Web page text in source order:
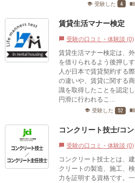
school 受験した 4 menu_book
賃貸生活マナー検定
chat_bubble 受験の口コミ・体験談 (0)
賃貸生活マナー検定は、
を借りられるよう後押し
人が日本で賃貸契約する
の違いや、賃貸に関する
識を取得したことを認定
円滑に行われるこ...
school 受験した 52 menu_book
コンクリート技士/コ
chat_bubble 受験の口コミ・体験談 (0)
コンクリート技士とは、
クリートの製造、施工、
力を証明する資格です。